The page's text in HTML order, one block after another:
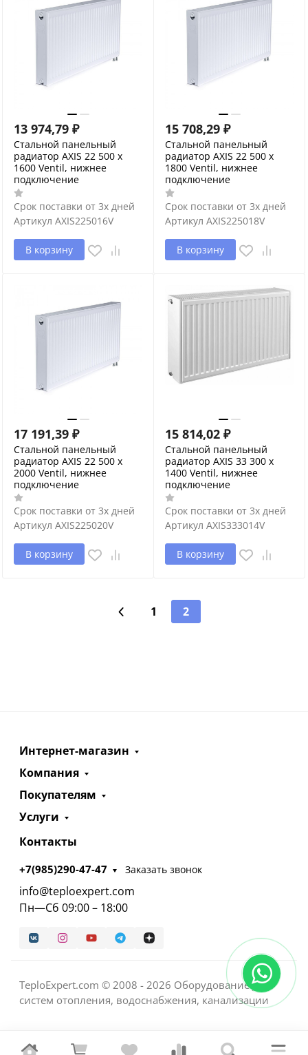
13 974,79 ₽
Стальной панельный
радиатор AXIS 22 500 x
1600 Ventil, нижнее
подключение
Срок поставки от 3х дней
Артикул AXIS225016V
В корзину
15 708,29 ₽
Стальной панельный
радиатор AXIS 22 500 x
1800 Ventil, нижнее
подключение
Срок поставки от 3х дней
Артикул AXIS225018V
В корзину
17 191,39 ₽
Стальной панельный
радиатор AXIS 22 500 x
2000 Ventil, нижнее
подключение
Срок поставки от 3х дней
Артикул AXIS225020V
В корзину
15 814,02 ₽
Стальной панельный
радиатор AXIS 33 300 x
1400 Ventil, нижнее
подключение
Срок поставки от 3х дней
Артикул AXIS333014V
В корзину
1 2
Интернет-магазин
Компания
Покупателям
Услуги
Контакты
+7(985)290-47-47 Заказать звонок
info@teploexpert.com
Пн—Сб 09:00 – 18:00
TeploExpert.com © 2008 - 2026 Оборудование для
систем отопления, водоснабжения, канализации